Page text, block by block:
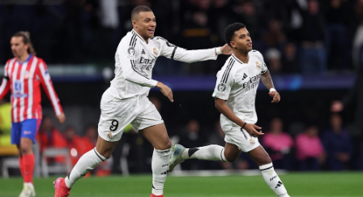
GIÁO DỤC
Y TẾ
KHOA HỌC - CÔNG NGHỆ
MÔI TRƯỜNG